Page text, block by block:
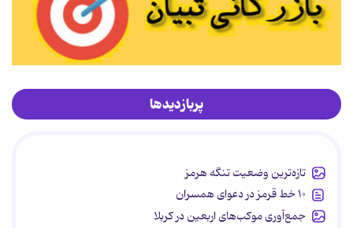
پربازدیدها
تازه‌ترین وضعیت تنگه هرمز
۱۰ خط قرمز در دعوای همسران
جمع‌آوری موکب‌های اربعین در کربلا